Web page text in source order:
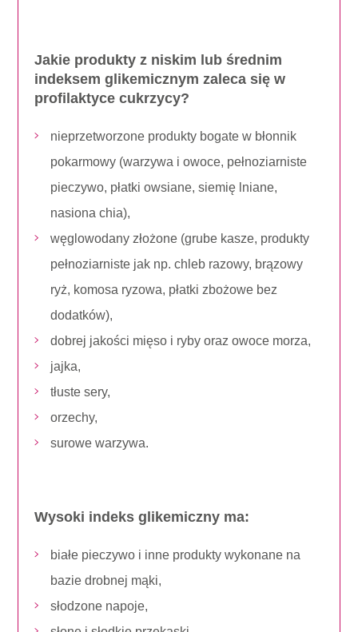
Jakie produkty z niskim lub średnim
indeksem glikemicznym zaleca się w
profilaktyce cukrzycy?
nieprzetworzone produkty bogate w błonnik
pokarmowy (warzywa i owoce, pełnoziarniste
pieczywo, płatki owsiane, siemię lniane,
nasiona chia),
węglowodany złożone (grube kasze, produkty
pełnoziarniste jak np. chleb razowy, brązowy
ryż, komosa ryzowa, płatki zbożowe bez
dodatków),
dobrej jakości mięso i ryby oraz owoce morza,
jajka,
tłuste sery,
orzechy,
surowe warzywa.
Wysoki indeks glikemiczny ma:
białe pieczywo i inne produkty wykonane na
bazie drobnej mąki,
słodzone napoje,